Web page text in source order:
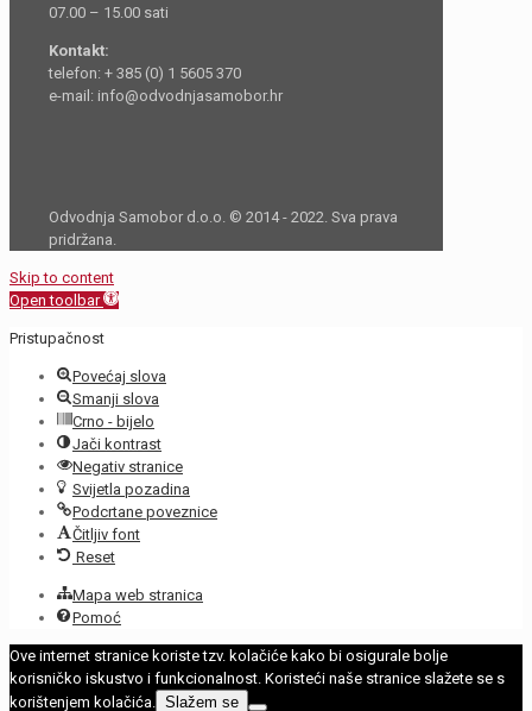
07.00 – 15.00 sati
Kontakt:
telefon: + 385 (0) 1 5605 370
e-mail: info@odvodnjasamobor.hr
Odvodnja Samobor d.o.o. © 2014 - 2022. Sva prava
pridržana.
Skip to content
Open toolbar
Pristupačnost
Povećaj slova
Smanji slova
Crno - bijelo
Jači kontrast
Negativ stranice
Svijetla pozadina
Podcrtane poveznice
Čitljiv font
Reset
Mapa web stranica
Pomoć
Ove internet stranice koriste tzv. kolačiće kako bi osigurale bolje
korisničko iskustvo i funkcionalnost. Koristeći naše stranice slažete se s
korištenjem kolačića.
Slažem se